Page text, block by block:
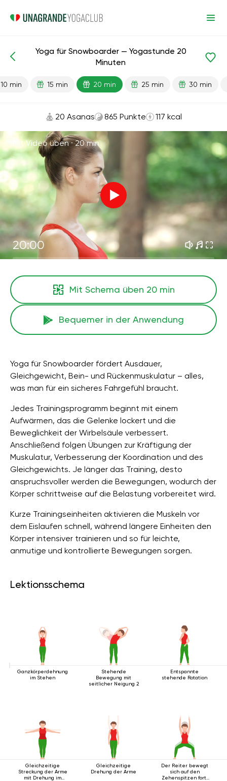
Sport
Yoga für Snowboarder — Yogastunde 20
Minuten
10 min 15 min 20 min 25 min 30 min
20 Asanas 865 Punkte 117 kcal
Mit Video üben ·20 min
20:00
Mit Schema üben 20 min
Bequemer in der Anwendung
Yoga für Snowboarder fördert Ausdauer,
Gleichgewicht, Bein- und Rückenmuskulatur – alles,
was man für ein sicheres Fahrgefühl braucht.
Jedes Trainingsprogramm beginnt mit einem
Aufwärmen, das die Gelenke lockert und die
Beweglichkeit der Wirbelsäule verbessert.
Anschließend folgen Übungen zur Kräftigung der
Muskulatur, Verbesserung der Koordination und des
Gleichgewichts. Je länger das Training, desto
anspruchsvoller werden die Bewegungen, wodurch der
Körper schrittweise auf die Belastung vorbereitet wird.
Kurze Trainingseinheiten aktivieren die Muskeln vor
dem Eislaufen schnell, während längere Einheiten den
Körper intensiver trainieren und so für leichte,
anmutige und kontrollierte Bewegungen sorgen.
Lektionsschema
Ganzkörperdehnung
im Stehen
Stehende
Bewegung mit
seitlicher Neigung 2
Entspannte
stehende Rotation
Gleichzeitige
Streckung der Arme
mit Drehung im
Gleichzeitige
Drehung der Arme
Der Reiter bewegt
sich auf den
Zehenspitzen fort,